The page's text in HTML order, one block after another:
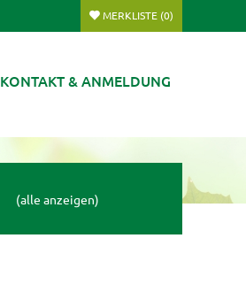
MERKLISTE (0)
KONTAKT & ANMELDUNG
(alle anzeigen)